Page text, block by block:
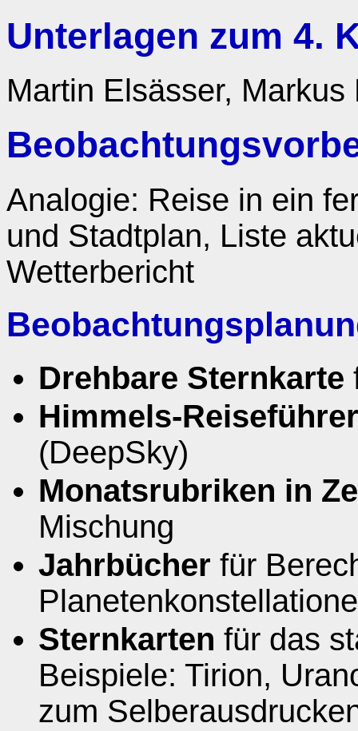
Unterlagen zum 4.
Martin Elsässer, Markus
Analogie: Reise in ein
und Stadtplan, Liste
Wetterbericht
Drehbare Sternkarte
Himmels-Reiseführer
(DeepSky)
Monatsrubriken in
Mischung
Jahrbücher für
Sternkarten für das
Beispiele: Tirion,
zum